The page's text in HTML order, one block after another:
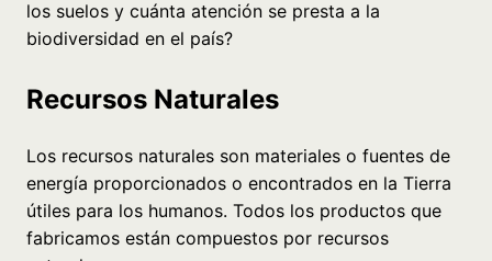
los suelos y cuánta atención se presta a la
biodiversidad en el país?
Recursos Naturales
Los recursos naturales son materiales o fuentes de
energía proporcionados o encontrados en la Tierra
útiles para los humanos. Todos los productos que
fabricamos están compuestos por recursos